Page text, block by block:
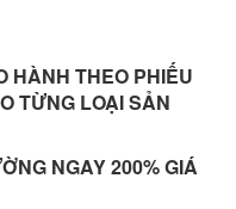
HÀNH THEO PHIẾU
TỪNG LOẠI SẢN
NGAY 200% GIÁ